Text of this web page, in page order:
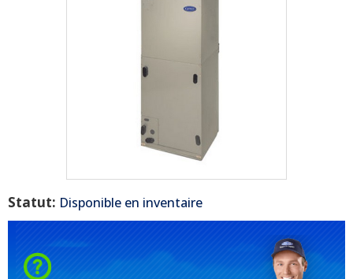
Statut: Disponible en inventaire